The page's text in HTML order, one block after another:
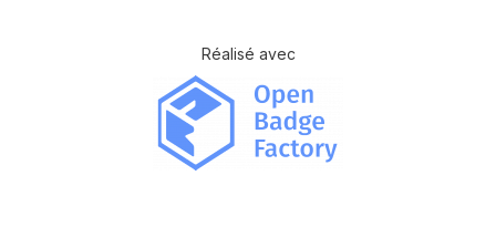
Réalisé avec